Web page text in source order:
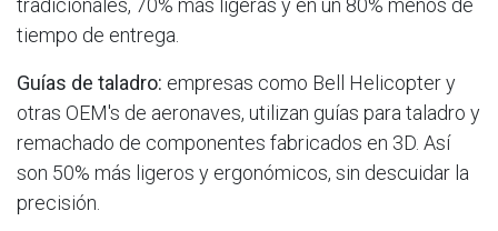
tradicionales, 70% más ligeras y en un 80% menos de
tiempo de entrega.
Guías de taladro: empresas como Bell Helicopter y
otras OEM's de aeronaves, utilizan guías para taladro y
remachado de componentes fabricados en 3D. Así
son 50% más ligeros y ergonómicos, sin descuidar la
precisión.